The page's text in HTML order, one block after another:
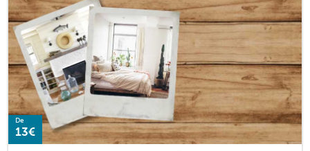
De
13€